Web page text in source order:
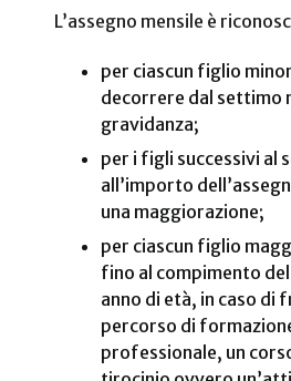
L’assegno mensile è
per ciascun figlio
decorrere dal settimo
gravidanza;
per i figli successivi al
all’importo
una maggiorazione;
per ciascun figlio
fino al compimento
anno di età, in caso di
percorso di
professionale, un